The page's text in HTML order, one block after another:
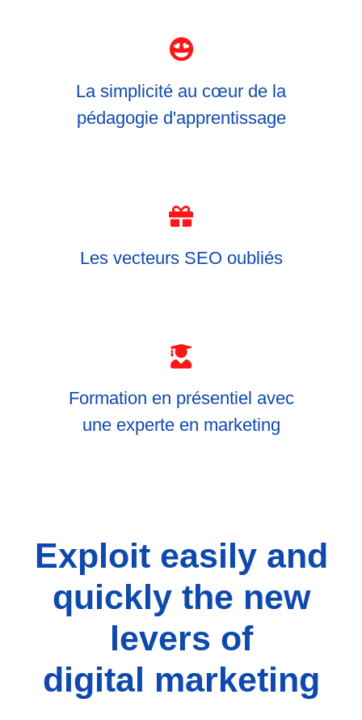
La simplicité au cœur de la
pédagogie d'apprentissage
Les vecteurs SEO oubliés
Formation en présentiel avec
une experte en marketing
Exploit easily and
quickly the new
levers of
digital marketing